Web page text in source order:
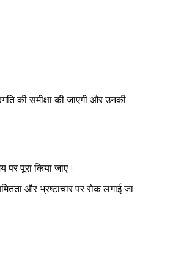
की समीक्षा की जाएगी और उनकी
पूरा किया जाए।
और भ्रष्टाचार पर रोक लगाई जा